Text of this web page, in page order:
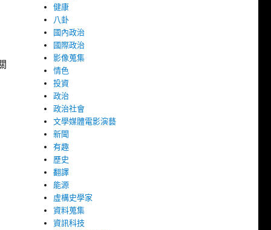
健康
八卦
國內政治
國際政治
影像蒐集
情色
投資
政治
政治社會
文學媒體電影演藝
新聞
有趣
歷史
翻譯
能源
虛構史學家
資料蒐集
資訊科技